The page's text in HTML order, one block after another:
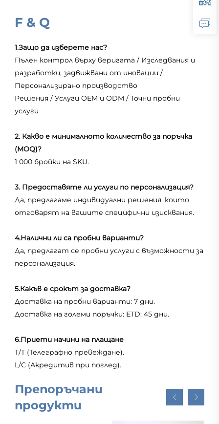
F & Q
1.Защо да изберете нас?
Пълен контрол върху веригата / Изследвания и
разработки, задвижвани от иновации /
Персонализирано производство
Решения / Услуги OEM и ODM / Точни пробни
услуги
2. Какво е минималното количество за поръчка
(MOQ)?
1 000 бройки на SKU.
3. Предоставяте ли услуги по персонализация?
Да, предлагаме индивидуални решения, които
отговарят на вашите специфични изисквания.
4.Налични ли са пробни варианти?
Да, предлагат се пробни услуги с възможности за
персонализация.
5.Какъв е срокът за доставка?
Доставка на пробни варианти: 7 дни.
Доставка на големи поръчки: ETD: 45 дни.
6.Приети начини на плащане
T/T (Телеграфно превеждане).
L/C (Акредитив при поглед).
Препоръчани
продукти